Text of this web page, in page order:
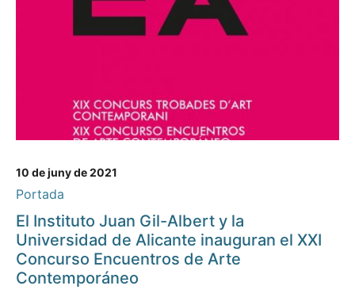
10 de juny de 2021
Portada
El Instituto Juan Gil-Albert y la
Universidad de Alicante inauguran el XXI
Concurso Encuentros de Arte
Contemporáneo